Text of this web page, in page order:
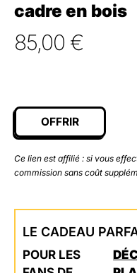
cadre en bois
85,00 €
OFFRIR
Ce lien est affilié : si vous
commission sans coût
LE CADEAU
POUR LES